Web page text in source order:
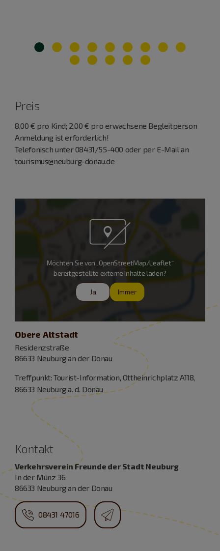
Preis
8,00 € pro Kind; 2,00 € pro erwachsene Begleitperson
Anmeldung ist erforderlich!
Telefonisch unter 08431/55-400 oder per E-Mail an
tourismus@neuburg-donau.de
Möchten Sie von „OpenStreetMap/Leaflet“
bereitgestellte externe Inhalte laden?
Ja Immer
Obere Altstadt
Residenzstraße
86633 Neuburg an der Donau
Treffpunkt: Tourist-Information, Ottheinrichplatz A118,
86633 Neuburg a. d. Donau
Kontakt
Verkehrsverein Freunde der Stadt Neuburg
In der Münz 36
86633 Neuburg an der Donau
08431 47016